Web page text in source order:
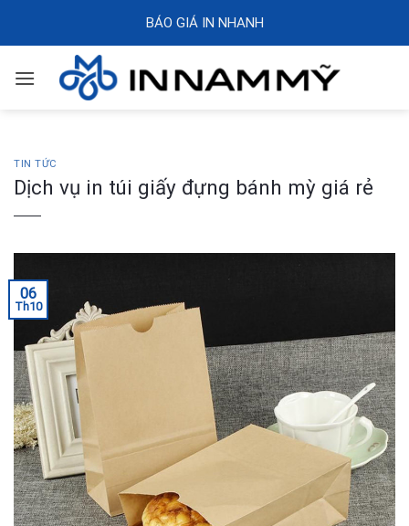
BÁO GIÁ IN NHANH
TIN TỨC
Dịch vụ in túi giấy đựng bánh mỳ giá rẻ
06
Th10